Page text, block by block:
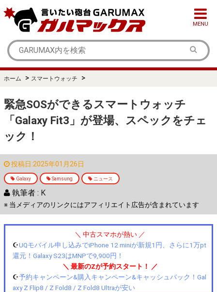
MENU
ホーム > スマートウォッチ >
緊急SOSができるスマートウォッチ
「Galaxy Fit3」が登場、スペックをチェ
ック！
投稿日:2025年01月26日
Galaxy Samsung ニュース
執筆者 : K
※ 当メディアのリンクにはアフィリエイト広告が含まれています
＼ 中古スマホが熱い ／
☪️UQモバイル申し込みでiPhone 12 miniが新規1円、さらに1万pt
還元！Galaxy S23はMNPで9,900円！
＼ 最新のZが予約スタート！ ／
☪️予約キャンペーン&購入キャンペーン&キャッシュバック！Gal
axy Z Flip8 / Z Fold8 / Z Fold8 Ultraが安い